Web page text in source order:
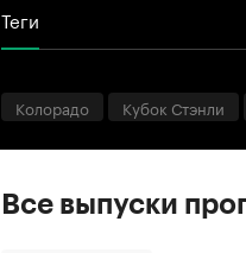
Теги
Колорадо Кубок Стэнли
Все выпуски